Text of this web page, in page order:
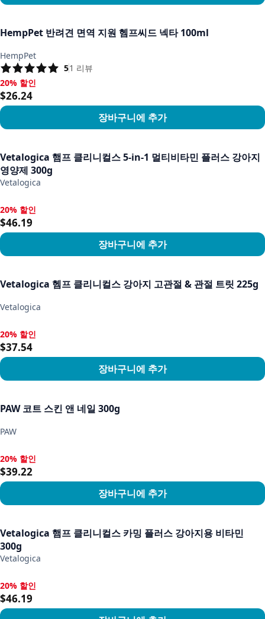
HempPet 반려견 면역 지원 헴프씨드 넥타 100ml
HempPet
51 리뷰
20% 할인, $26.24
20% 할인
$26.24
장바구니에 추가
Vetalogica 햄프 클리니컬스 5-in-1 멀티비타민 플러스 강아지
영양제 300g
Vetalogica
20% 할인, $46.19
20% 할인
$46.19
장바구니에 추가
Vetalogica 헴프 클리니컬스 강아지 고관절 & 관절 트릿 225g
Vetalogica
20% 할인, $37.54
20% 할인
$37.54
장바구니에 추가
PAW 코트 스킨 앤 네일 300g
PAW
20% 할인, $39.22
20% 할인
$39.22
장바구니에 추가
Vetalogica 햄프 클리니컬스 카밍 플러스 강아지용 비타민
300g
Vetalogica
20% 할인, $46.19
20% 할인
$46.19